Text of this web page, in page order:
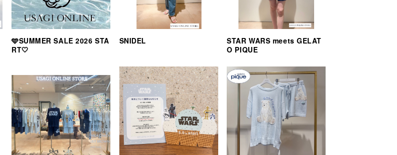
🩵SUMMER SALE 2026 STA
RT🤍
SNIDEL
STAR WARS meets GELAT
O PIQUE